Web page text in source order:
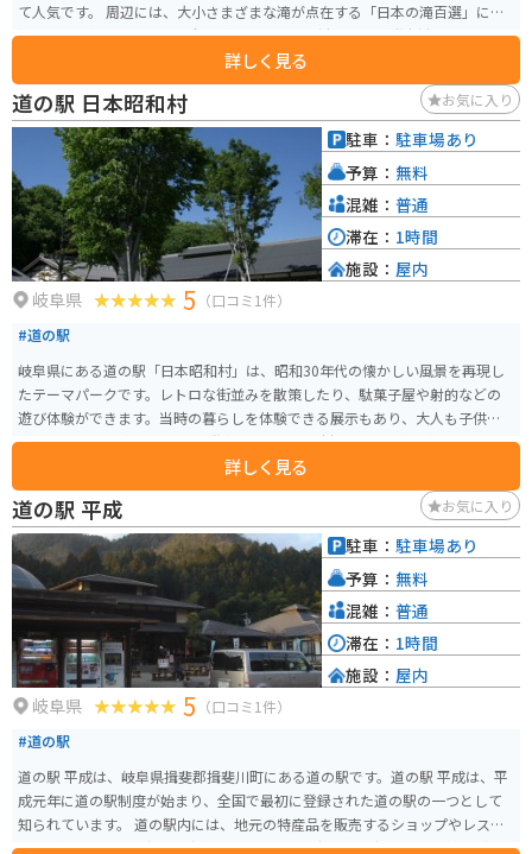
て人気です。 周辺には、大小さまざまな滝が点在する「日本の滝百選」にも
選ばれた「根尾白滝」や、全長約1kmにも及ぶ鍾乳洞「飛騨大鍾乳洞」な
ど、観光スポットも充実しています。 特産品は、地元産の新鮮な野菜や果
物、山菜などが販売されています。また、郡上市は「郡上鮎」が有名で、鮎
料理を提供する飲食店もあります。バイクで訪れる際は、道の駅に併設され
ている駐車場が利用できます。 ツーリングの休憩場所として立ち寄るのも良
いですし、周辺の観光スポットを巡る拠点としても便利です。
詳しく見る
道の駅 日本昭和村 お気に入り
岐阜県 5 （口コミ1件）
#道の駅
岐阜県にある道の駅「日本昭和村」は、昭和30年代の懐かしい風景を再現し
たテーマパークです。レトロな街並みを散策したり、駄菓子屋や射的などの
遊び体験ができます。当時の暮らしを体験できる展示もあり、大人も子供も
楽しめます。 食事処では、飛騨牛や地元産の食材を使った料理が味わえま
す。お土産には、昭和レトロなグッズや地元の特産品が人気です。 バイクで
行く場合は、駐車場も広々としているので安心です。周辺には、自然豊かな
スポットも多いので、ツーリングの休憩場所としてもおすすめです。
詳しく見る
駐車： 駐車場あり
予算： 無料
混雑： 普通
滞在： 1時間
施設： 屋内
道の駅 平成 お気に入り
岐阜県 5 （口コミ1件）
#道の駅
道の駅 平成は、岐阜県揖斐郡揖斐川町にある道の駅です。道の駅 平成は、平
成元年に道の駅制度が始まり、全国で最初に登録された道の駅の一つとして
知られています。 道の駅内には、地元の特産品を販売するショップやレスト
ランがあり、地元で採れた新鮮な野菜や果物、揖斐茶、揖斐川産の鮎などを
駐車： 駐車場あり
予算： 無料
混雑： 普通
滞在： 1時間
施設： 屋内